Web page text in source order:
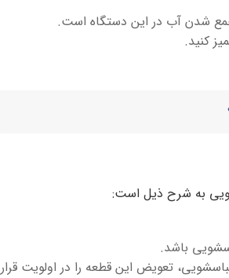
شدن آب در این دستگاه است.
کنید.
به شرح ذیل است:
باشد.
تعویض این قطعه را در اولویت قرار